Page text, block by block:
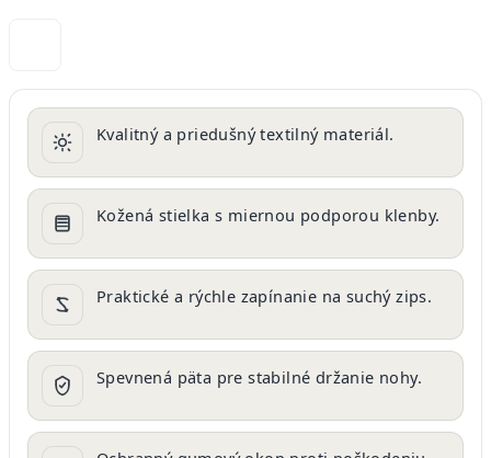
Kvalitný a priedušný textilný materiál.
Kožená stielka s miernou podporou klenby.
Praktické a rýchle zapínanie na suchý zips.
Spevnená päta pre stabilné držanie nohy.